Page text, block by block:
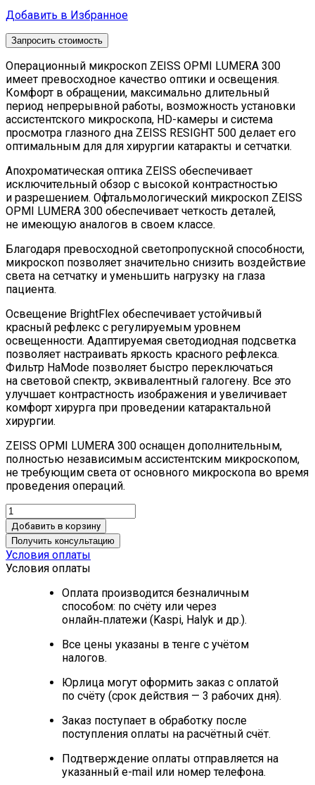
Добавить в Избранное
Запросить стоимость
Операционный микроскоп ZEISS OPMI LUMERA 300
имеет превосходное качество оптики и освещения.
Комфорт в обращении, максимально длительный
период непрерывной работы, возможность установки
ассистентского микроскопа, HD-камеры и система
просмотра глазного дна ZEISS RESIGHT 500 делает его
оптимальным для для хирургии катаракты и сетчатки.
Апохроматическая оптика ZEISS обеспечивает
исключительный обзор с высокой контрастностью
и разрешением. Офтальмологический микроскоп ZEISS
OPMI LUMERA 300 обеспечивает четкость деталей,
не имеющую аналогов в своем классе.
Благодаря превосходной светопропускной способности,
микроскоп позволяет значительно снизить воздействие
света на сетчатку и уменьшить нагрузку на глаза
пациента.
Освещение BrightFlex обеспечивает устойчивый
красный рефлекс с регулируемым уровнем
освещенности. Адаптируемая светодиодная подсветка
позволяет настраивать яркость красного рефлекса.
Фильтр HaMode позволяет быстро переключаться
на световой спектр, эквивалентный галогену. Все это
улучшает контрастность изображения и увеличивает
комфорт хирурга при проведении катарактальной
хирургии.
ZEISS OPMI LUMERA 300 оснащен дополнительным,
полностью независимым ассистентским микроскопом,
не требующим света от основного микроскопа во время
проведения операций.
Добавить в корзину
Получить консультацию
Условия оплаты
Условия оплаты
Оплата производится безналичным
способом: по счёту или через
онлайн‑платежи (Kaspi, Halyk и др.).
Все цены указаны в тенге с учётом
налогов.
Юрлица могут оформить заказ с оплатой
по счёту (срок действия — 3 рабочих дня).
Заказ поступает в обработку после
поступления оплаты на расчётный счёт.
Подтверждение оплаты отправляется на
указанный e-mail или номер телефона.